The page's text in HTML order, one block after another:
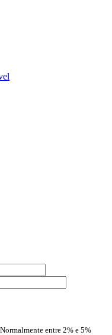
Normalmente entre 2% e 5%